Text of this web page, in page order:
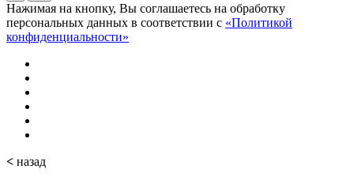
Нажимая на кнопку, Вы соглашаетесь на обработку
персональных данных в соответствии с «Политикой
конфиденциальности»
< назад